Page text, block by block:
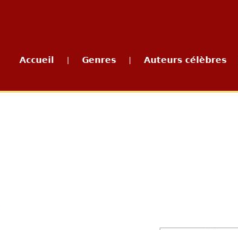
Accueil Genres Auteurs célèbres